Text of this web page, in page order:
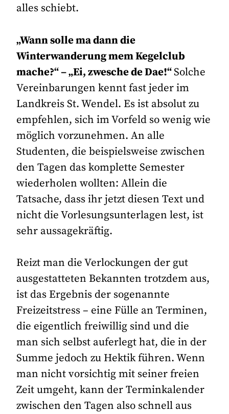
alles schiebt.
„Wann solle ma dann die
Winterwanderung mem Kegelclub
mache?“ – „Ei, zwesche de Dae!“Solche
Vereinbarungen kennt fast jeder im
Landkreis St. Wendel. Es ist absolut zu
empfehlen, sich im Vorfeld so wenig wie
möglich vorzunehmen. An alle
Studenten, die beispielsweise zwischen
den Tagen das komplette Semester
wiederholen wollten: Allein die
Tatsache, dass ihr jetzt diesen Text und
nicht die Vorlesungsunterlagen lest, ist
sehr aussagekräftig.
Reizt man die Verlockungen der gut
ausgestatteten Bekannten trotzdem aus,
ist das Ergebnis der sogenannte
Freizeitstress – eine Fülle an Terminen,
die eigentlich freiwillig sind und die
man sich selbst auferlegt hat, die in der
Summe jedoch zu Hektik führen. Wenn
man nicht vorsichtig mit seiner freien
Zeit umgeht, kann der Terminkalender
zwischen den Tagen also schnell aus